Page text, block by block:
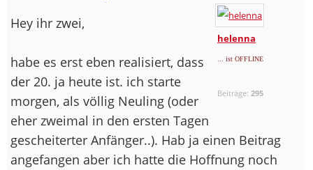
helenna
... ist OFFLINE
Beiträge: 295
Hey ihr zwei,
habe es erst eben realisiert, dass
der 20. ja heute ist. ich starte
morgen, als völlig Neuling (oder
eher zweimal in den ersten Tagen
gescheiterter Anfänger..). Hab ja einen Beitrag
angefangen aber ich hatte die Hoffnung noch